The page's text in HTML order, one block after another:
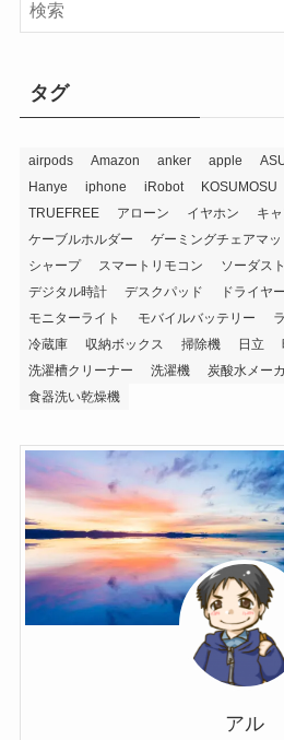
タグ
airpods Amazon anker apple
Hanye
iphone iRobot KOSUMOSU
TRUEFREE
アローン イヤホン
キ
ケーブルホルダー
ゲーミングチェアマッ
シャープ
スマートリモコン ソーダス
デジタル時計
デスクパッド ドライヤー
モニターライト
モバイルバッテリー
冷蔵庫
収納ボックス 掃除機 日立
洗濯槽クリーナー
洗濯機 炭酸水メー
食器洗い乾燥機
アル